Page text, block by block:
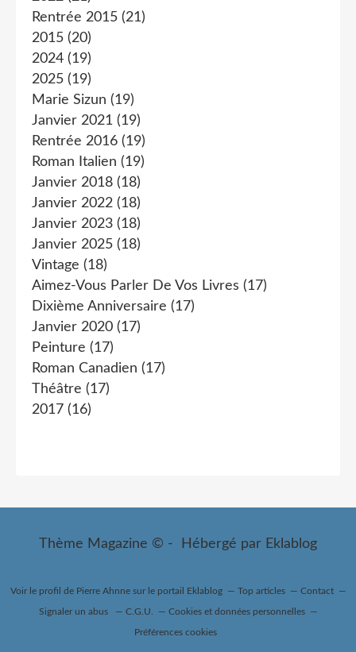
Rentrée 2015 (21)
2015 (20)
2024 (19)
2025 (19)
Marie Sizun (19)
Janvier 2021 (19)
Rentrée 2016 (19)
Roman Italien (19)
Janvier 2018 (18)
Janvier 2022 (18)
Janvier 2023 (18)
Janvier 2025 (18)
Vintage (18)
Aimez-Vous Parler De Vos Livres (17)
Dixième Anniversaire (17)
Janvier 2020 (17)
Peinture (17)
Roman Canadien (17)
Théâtre (17)
2017 (16)
Thème Magazine © - Hébergé par Eklablog
Voir le profil de Pierre Ahnnesur le portail Eklablog Top articles Contact
Signaler un abus C.G.U. Cookies et données personnelles
Préférences cookies